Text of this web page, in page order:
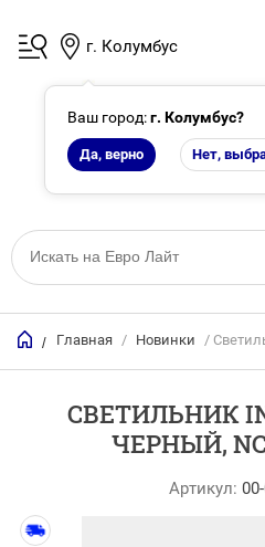
г. Колумбус
Ваш город:г. Колумбус?
Да, верно Нет,
/ Главная / Новинки /
СВЕТИЛЬНИК
ЧЕРНЫЙ,
Артикул: